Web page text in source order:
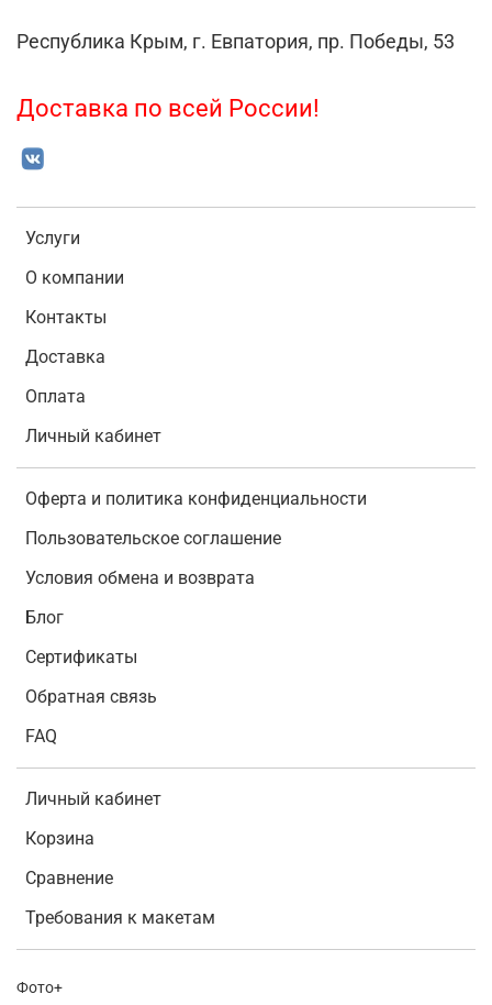
Услуги
О компании
Контакты
Доставка
Оплата
Личный кабинет
Оферта и политика конфиденциальности
Пользовательское соглашение
Условия обмена и возврата
Блог
Сертификаты
Обратная связь
FAQ
Личный кабинет
Корзина
Сравнение
Требования к макетам
Республика Крым, г. Евпатория, пр. Победы, 53
Доставка по всей России!
Фото+